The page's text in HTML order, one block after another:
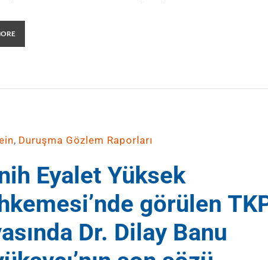
, Duruşma Gözlem Raporları
Eyalet Yüksek
görülen
Dr. Dilay Banu